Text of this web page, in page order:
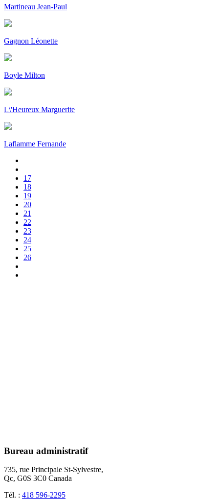
Martineau Jean-Paul
Gagnon Léonette
Boyle Milton
L\'Heureux Marguerite
Laflamme Fernande
17
18
19
20
21
22
23
24
25
26
Bureau administratif
735, rue Principale St-Sylvestre,
Qc, G0S 3C0 Canada
Tél. : 418 596-2295